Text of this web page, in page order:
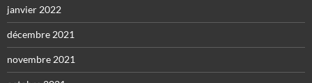
janvier 2022
décembre 2021
novembre 2021